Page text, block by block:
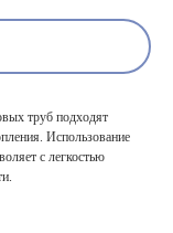
труб подходят
Использование
с легкостью